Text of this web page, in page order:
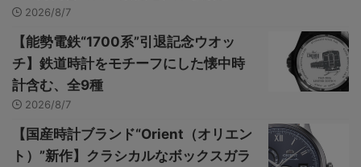
2026/8/7
【能勢電鉄“1700系”引退記念ウオッ
チ】鉄道時計をモチーフにした懐中時
計含む、全9種
2026/8/7
【国産時計ブランド“Orient（オリエン
ト）”新作】クラシカルなボックスガラ